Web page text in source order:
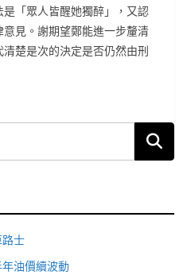
「眾人皆醒她獨醉」，又認
見。謝期望鄭能進一步釐清
楚是次的決定是否仍然由刑
士
油價續波動